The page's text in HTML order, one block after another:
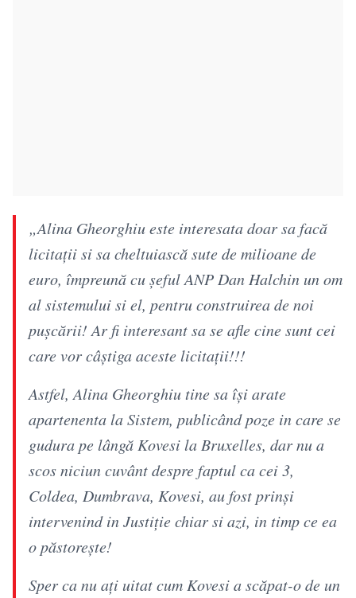
„Alina Gheorghiu este interesata doar sa facă
licitații si sa cheltuiască sute de milioane de
euro, împreună cu șeful ANP Dan Halchin un om
al sistemului si el, pentru construirea de noi
pușcării! Ar fi interesant sa se afle cine sunt cei
care vor câștiga aceste licitații!!!
Astfel, Alina Gheorghiu tine sa își arate
apartenenta la Sistem, publicând poze in care se
gudura pe lângă Kovesi la Bruxelles, dar nu a
scos niciun cuvânt despre faptul ca cei 3,
Coldea, Dumbrava, Kovesi, au fost prinși
intervenind in Justiție chiar si azi, in timp ce ea
o păstorește!
Sper ca nu ați uitat cum Kovesi a scăpat-o de un